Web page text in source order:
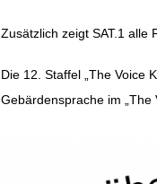
Zusätzlich zeigt SAT.1 alle
Die 12. Staffel „The Voice
Gebärdensprache im „The